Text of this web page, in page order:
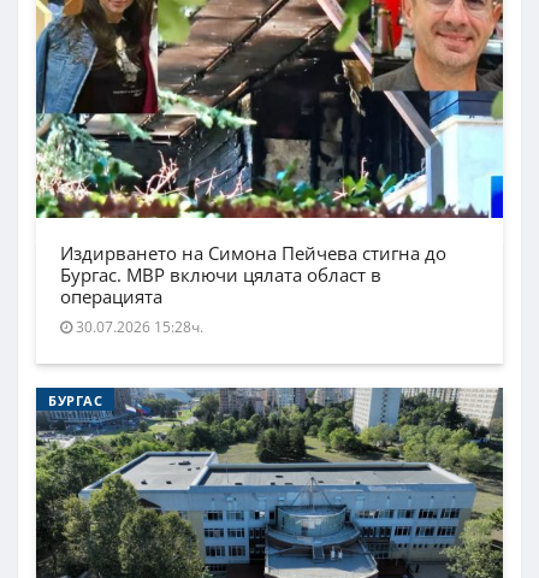
Издирването на Симона Пейчева стигна до
Бургас. МВР включи цялата област в
операцията
30.07.2026 15:28ч.
БУРГАС